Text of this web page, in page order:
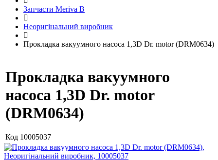
Запчасти Meriva B
Неоригінальний виробник
Прокладка вакуумного насоса 1,3D Dr. motor (DRM0634)
Прокладка вакуумного
насоса 1,3D Dr. motor
(DRM0634)
Код 10005037